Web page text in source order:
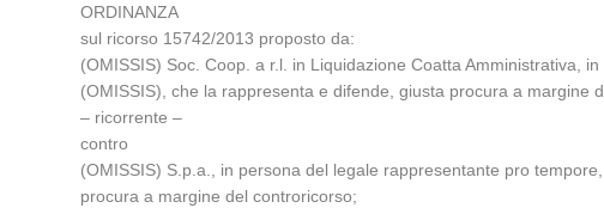
ORDINANZA
sul ricorso 15742/2013 proposto da:
(OMISSIS) Soc. Coop. a r.l. in Liquidazione Coatta Amministrativa,
(OMISSIS), che la rappresenta e difende, giusta procura a margine
– ricorrente –
contro
(OMISSIS) S.p.a., in persona del legale rappresentante pro
procura a margine del controricorso;